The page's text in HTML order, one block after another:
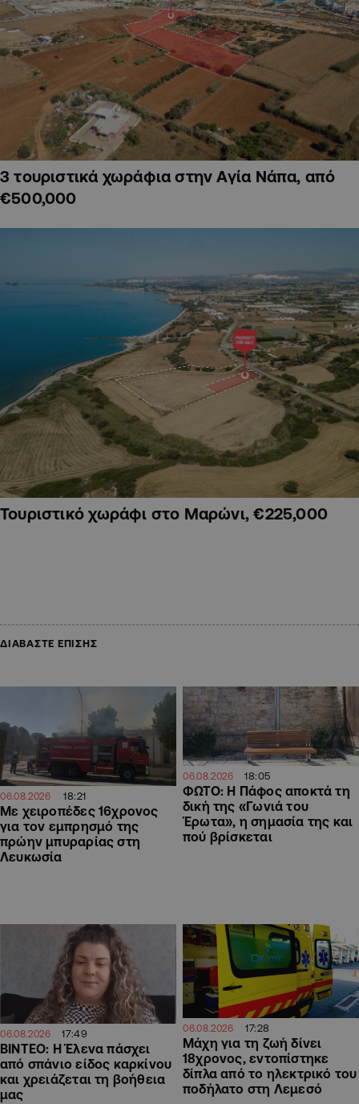
3 τουριστικά χωράφια στην Αγία Νάπα, από
€500,000
Τουριστικό χωράφι στο Μαρώνι, €225,000
ΔΙΑΒΑΣΤΕ ΕΠΙΣΗΣ
06.08.2026 18:21
Με χειροπέδες 16χρονος
για τον εμπρησμό της
πρώην μπυραρίας στη
Λευκωσία
06.08.2026 18:05
ΦΩΤΟ: Η Πάφος αποκτά τη
δική της «Γωνιά του
Έρωτα», η σημασία της και
πού βρίσκεται
06.08.2026 17:49
ΒΙΝΤΕΟ: Η Έλενα πάσχει
από σπάνιο είδος καρκίνου
και χρειάζεται τη βοήθεια
μας
06.08.2026 17:28
Μάχη για τη ζωή δίνει
18χρονος, εντοπίστηκε
δίπλα από το ηλεκτρικό του
ποδήλατο στη Λεμεσό